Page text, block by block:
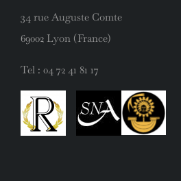
34 rue Auguste Comte
69002 Lyon (France)
Tel : 04 72 41 81 17